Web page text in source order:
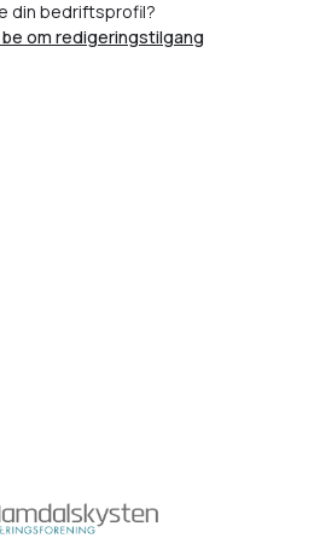
din bedriftsprofil?
be om redigeringstilgang